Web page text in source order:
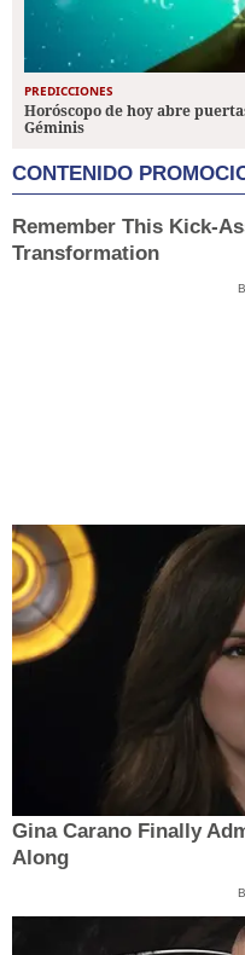
PREDICCIONES
Horóscopo de hoy abre
Géminis
CONTENIDO
Remember This Kick-
Transformation
Gina Carano Finally
Along